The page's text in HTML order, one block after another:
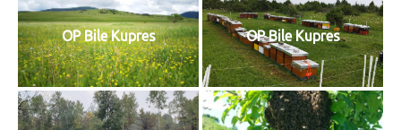
OP Bile Kupres OP Bile Kupres